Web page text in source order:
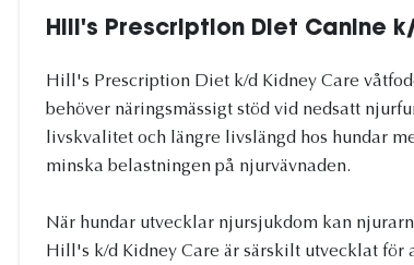
Hill's Prescription Diet Canine
Hill's Prescription Diet k/d Kidney Care
behöver näringsmässigt stöd vid nedsatt
livskvalitet och längre livslängd hos hundar
minska belastningen på njurvävnaden.
När hundar utvecklar njursjukdom kan
Hill's k/d Kidney Care är särskilt utvecklat